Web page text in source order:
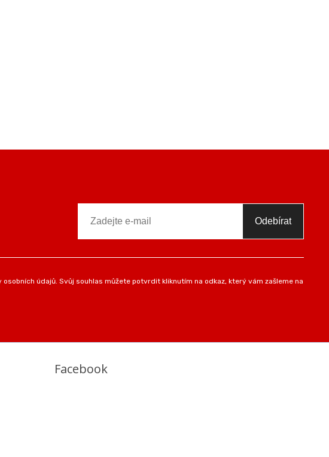
Odebírat
údajů. Svůj souhlas můžete potvrdit kliknutím na odkaz, který vám zašleme na
Facebook